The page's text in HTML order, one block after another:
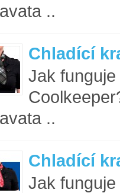
..
Chladící
Jak
..
Chladící
Jak